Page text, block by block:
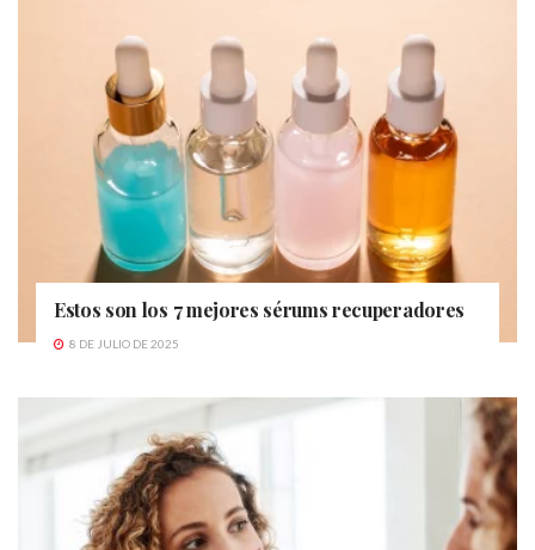
Estos son los 7 mejores sérums recuperadores
8 DE JULIO DE 2025